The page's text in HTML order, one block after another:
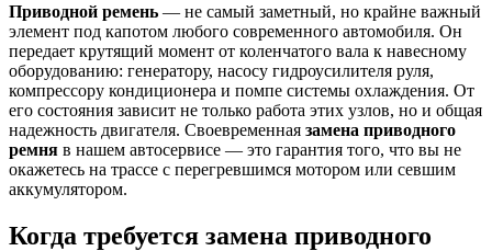
Приводной ремень — не самый заметный, но крайне важный
элемент под капотом любого современного автомобиля. Он
передает крутящий момент от коленчатого вала к навесному
оборудованию: генератору, насосу гидроусилителя руля,
компрессору кондиционера и помпе системы охлаждения. От
его состояния зависит не только работа этих узлов, но и общая
надежность двигателя. Своевременная замена приводного
ремня в нашем автосервисе — это гарантия того, что вы не
окажетесь на трассе с перегревшимся мотором или севшим
аккумулятором.
Когда требуется замена приводного